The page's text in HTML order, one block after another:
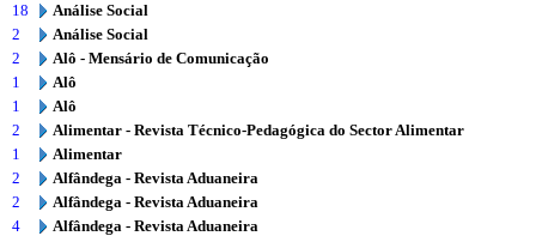
18
Análise Social
2
Análise Social
2
Alô - Mensário de Comunicação
1
Alô
1
Alô
2
Alimentar - Revista Técnico-Pedagógica do Sector Alimentar
1
Alimentar
2
Alfândega - Revista Aduaneira
2
Alfândega - Revista Aduaneira
4
Alfândega - Revista Aduaneira